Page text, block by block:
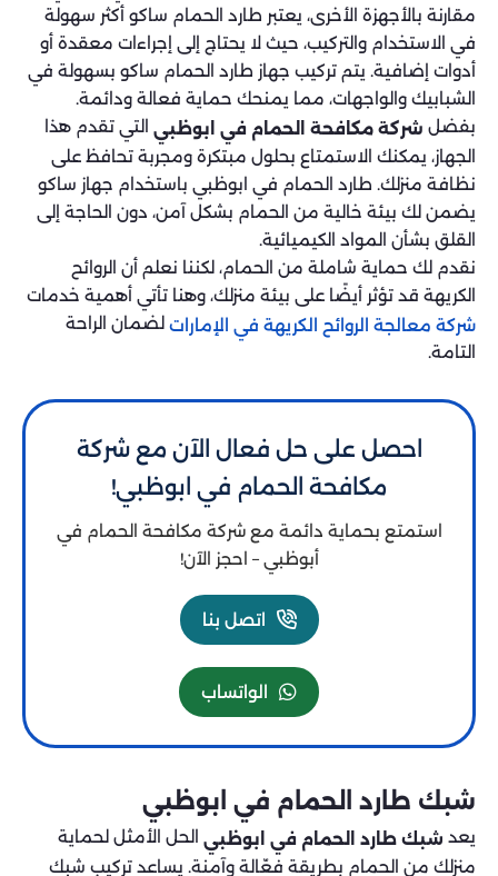
مقارنة بالأجهزة الأخرى، يعتبر طارد الحمام ساكو أكثر سهولة
في الاستخدام والتركيب، حيث لا يحتاج إلى إجراءات معقدة أو
أدوات إضافية. يتم تركيب جهاز طارد الحمام ساكو بسهولة في
الشبابيك والواجهات، مما يمنحك حماية فعالة ودائمة.
بفضل شركة مكافحة الحمام في ابوظبي التي تقدم هذا
الجهاز، يمكنك الاستمتاع بحلول مبتكرة ومجربة تحافظ على
نظافة منزلك. طارد الحمام في ابوظبي باستخدام جهاز ساكو
يضمن لك بيئة خالية من الحمام بشكل آمن، دون الحاجة إلى
القلق بشأن المواد الكيميائية.
نقدم لك حماية شاملة من الحمام، لكننا نعلم أن الروائح
الكريهة قد تؤثر أيضًا على بيئة منزلك، وهنا تأتي أهمية خدمات
شركة معالجة الروائح الكريهة في الإمارات لضمان الراحة
التامة.
احصل على حل فعال الآن مع شركة
مكافحة الحمام في ابوظبي!
استمتع بحماية دائمة مع شركة مكافحة الحمام في
أبوظبي – احجز الآن!
اتصل بنا
الواتساب
شبك طارد الحمام في ابوظبي
يعد شبك طارد الحمام في ابوظبي الحل الأمثل لحماية
منزلك من الحمام بطريقة فعّالة وآمنة. يساعد تركيب شبك